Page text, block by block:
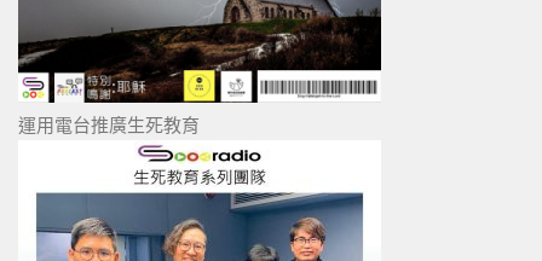
運用電台推廣生死教育